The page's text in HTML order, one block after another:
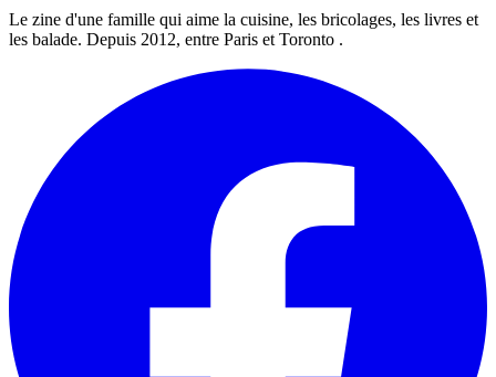
Le zine d'une famille qui aime la cuisine, les bricolages, les livres et
les balade. Depuis 2012, entre Paris et Toronto .